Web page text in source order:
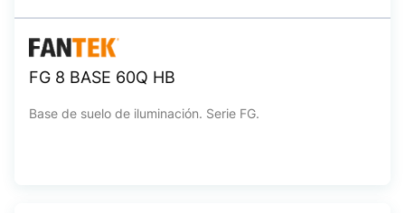
FG 8 BASE 60Q HB
Base de suelo de iluminación. Serie FG.